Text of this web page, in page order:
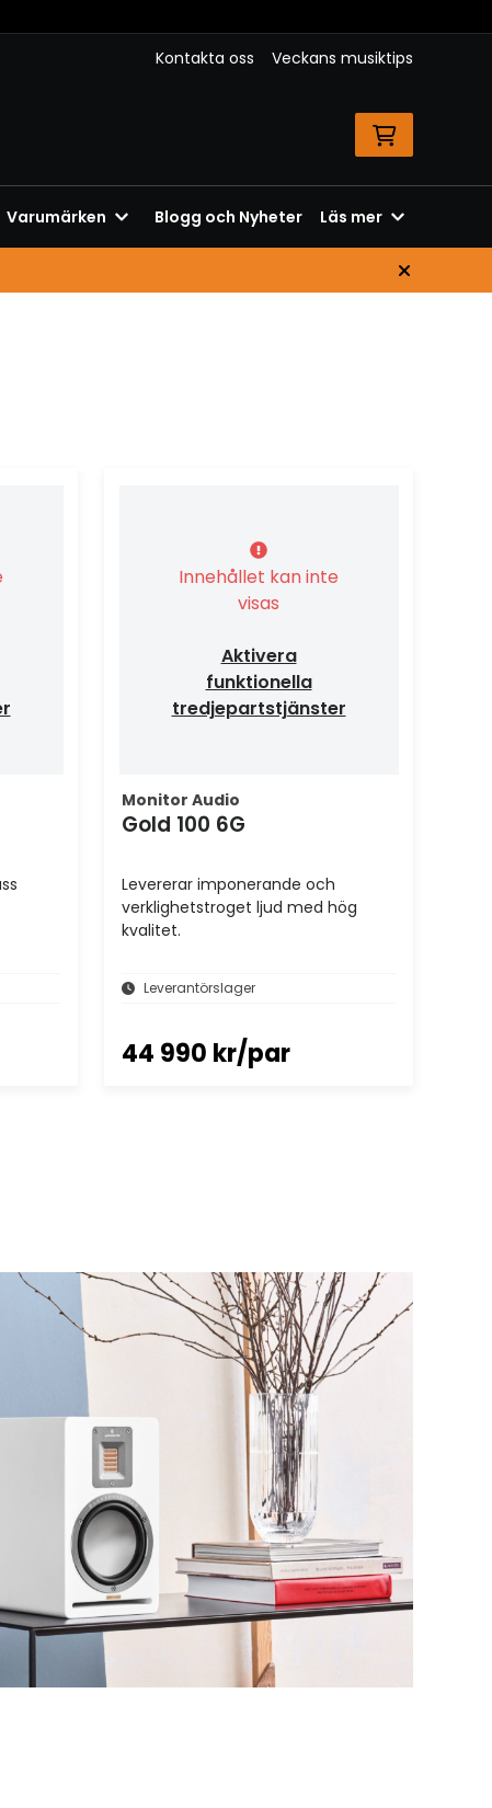
Kontakta oss Veckans musiktips
Varumärken Blogg och Nyheter Läs mer
Innehållet kan inte
visas
Aktivera
funktionella
tredjepartstjänster
Monitor Audio
Gold 100 6G
Levererar imponerande och
verklighetstroget ljud med hög
kvalitet.
Leverantörslager
44 990 kr/par